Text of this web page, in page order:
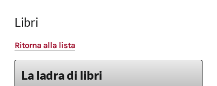
Libri
Ritorna alla lista
La ladra di libri